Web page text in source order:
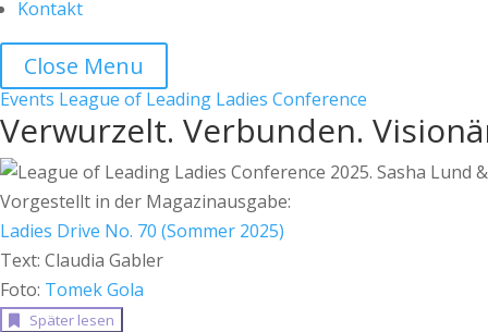
Kontakt
Close Menu
Events League of Leading Ladies Conference
Verwurzelt. Verbunden.
Vorgestellt in der Magazinausgabe:
Ladies Drive No. 70 (Sommer 2025)
Text: Claudia Gabler
Foto: Tomek Gola
Später lesen